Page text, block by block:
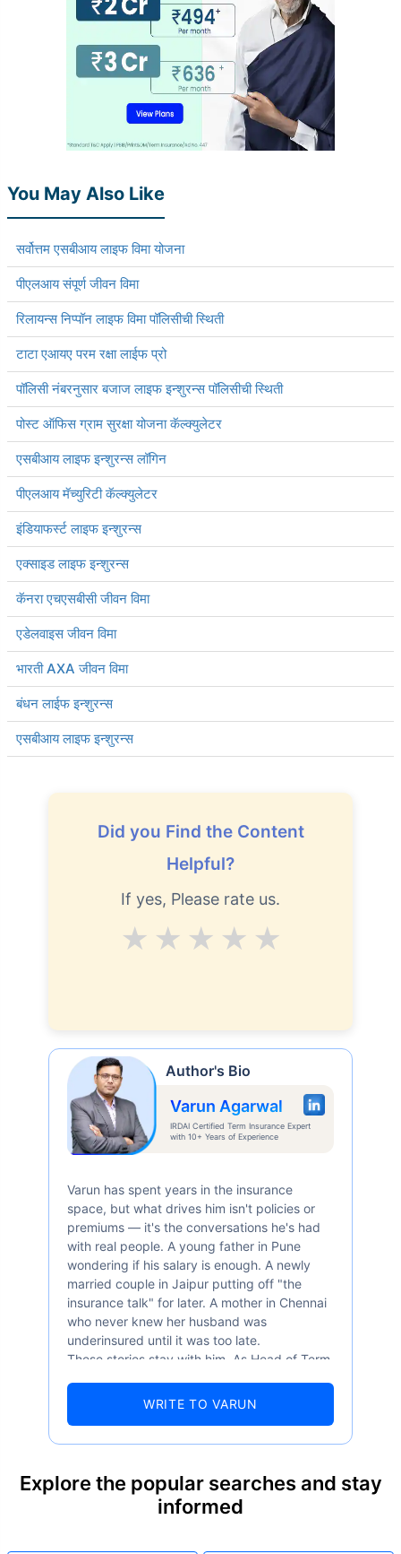
You May Also Like
सर्वोत्तम एसबीआय लाइफ विमा योजना
पीएलआय संपूर्ण जीवन विमा
रिलायन्स निप्पॉन लाइफ विमा पॉलिसीची स्थिती
टाटा एआयए परम रक्षा लाईफ प्रो
पॉलिसी नंबरनुसार बजाज लाइफ इन्शुरन्स पॉलिसीची स्थिती
पोस्ट ऑफिस ग्राम सुरक्षा योजना कॅल्क्युलेटर
एसबीआय लाइफ इन्शुरन्स लॉगिन
पीएलआय मॅच्युरिटी कॅल्क्युलेटर
इंडियाफर्स्ट लाइफ इन्शुरन्स
एक्साइड लाइफ इन्शुरन्स
कॅनरा एचएसबीसी जीवन विमा
एडेलवाइस जीवन विमा
भारती AXA जीवन विमा
बंधन लाईफ इन्शुरन्स
एसबीआय लाइफ इन्शुरन्स
Did you Find the Content
Helpful?
If yes, Please rate us.
Excellent
V.Good
Good
Average
Author's Bio
Varun Agarwal
IRDAI Certified Term Insurance Expert
with 10+ Years of Experience
Varun has spent years in the insurance
space, but what drives him isn't policies or
premiums — it's the conversations he's had
with real people. A young father in Pune
wondering if his salary is enough. A newly
married couple in Jaipur putting off "the
insurance talk" for later. A mother in Chennai
who never knew her husband was
underinsured until it was too late.
These stories stay with him. As Head of Term
numbers well — 52.4% of Indians are aware
statistic, he sees a family that just needed
someone to sit with them, explain it simply,
WRITE TO VARUN
Explore the popular searches and stay
informed